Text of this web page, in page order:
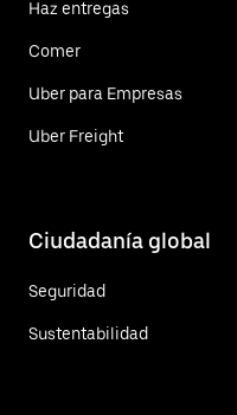
Haz entregas
Comer
Uber para Empresas
Uber Freight
Ciudadanía global
Seguridad
Sustentabilidad